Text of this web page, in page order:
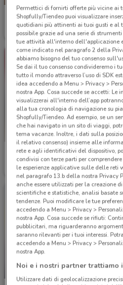
Conad Superstore
Scade martedì 11.1 km
Conad Superstore
Scade il 30/09 441 m
-2 GIORNI
Permettici di fornirti offerte più vicine ai
Shopfully/Tiendeo puoi visualizzare
quotidiani più attinenti ai tuoi gusti e al
possibile grazie ad una serie di
tue attività all'interno dell'applicazione
come indicato nel paragrafo 2 della
abbiamo bisogno del tuo consenso
Se dai il tuo consenso condivideremo i
tutto il mondo attraverso l’uso di SDK
idea accedendo a Menu > Privacy >
nostra App. Cosa succede se accetti: Le
visualizzerai all'interno dell’app
alla tua cronologia di navigazione su
Shopfully/Tiendeo. Ad esempio, se un
che hai navigato in un sito di viaggi,
tema vacanze. Inoltre, i dati sulla
il relativo consenso) insieme alle
rete e agli identificativi del dispositivo,
condivisi con terze parti per
le esperienze applicative sulle delle reti
nel paragrafo 13.b della nostra Privacy
anche essere utilizzati per la creazione
scientifiche e statistiche, analisi basate
tendenze. Puoi modificare le tue
accedendo a Menu > Privacy >
nostra App. Cosa succede se rifiuti:
pubblicitari, ma riguarderanno
saranno rilevanti per i tuoi interessi.
accedendo a Menu > Privacy >
nostra App.
Noi e i nostri partner trattiamo
Utilizzare dati di geolocalizzazione